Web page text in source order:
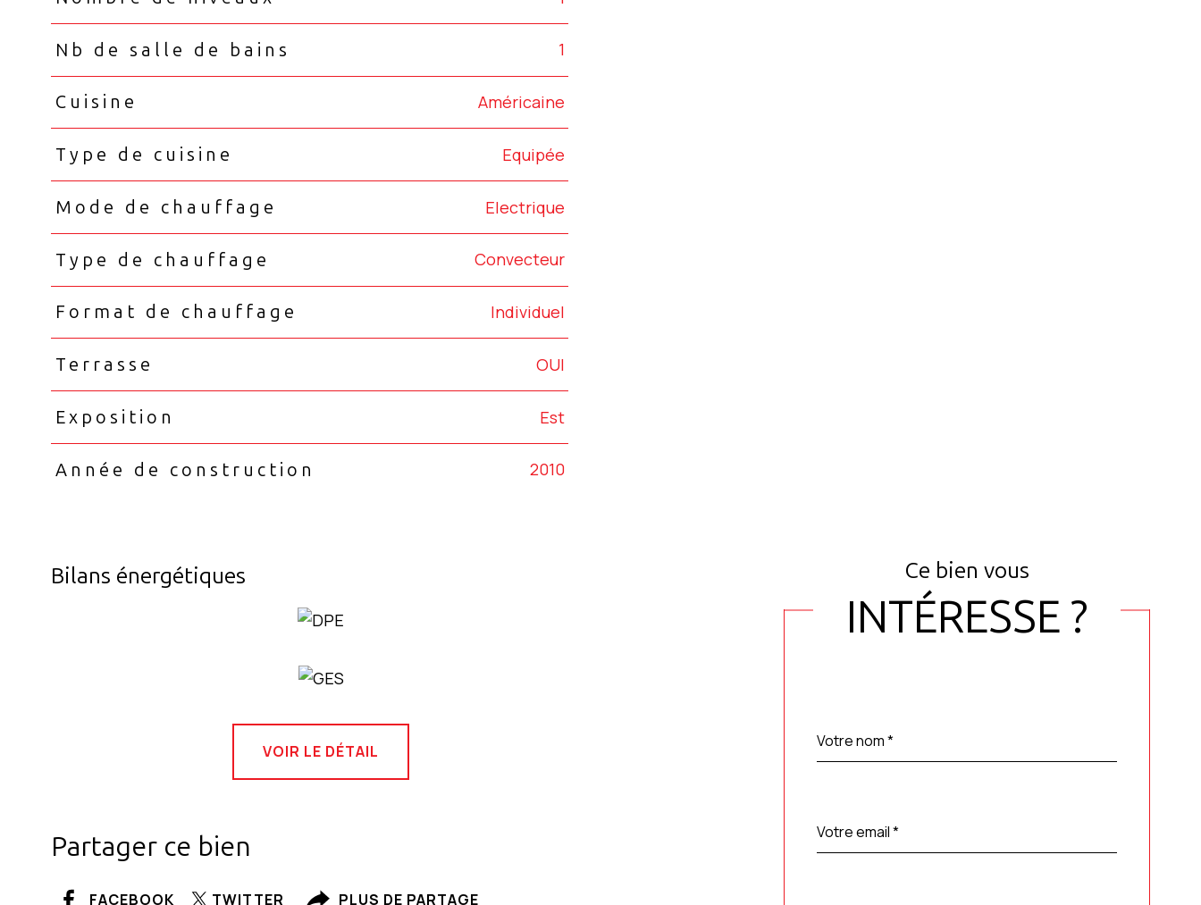
Nb de salle de bains 1
Cuisine Américaine
Type de cuisine Equipée
Mode de chauffage Electrique
Type de chauffage Convecteur
Format de chauffage Individuel
Terrasse OUI
Exposition Est
Année de construction 2010
Bilans énergétiques
VOIR LE DÉTAIL
Partager ce bien
FACEBOOK TWITTER PLUS DE PARTAGE
Ce bien vous
INTÉRESSE ?
*
*